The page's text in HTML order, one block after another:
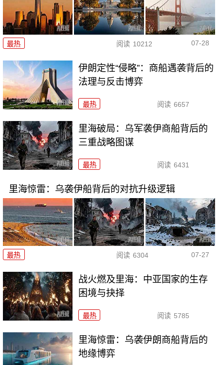
最热 阅读 10212 07-28
伊朗定性“侵略”：商船遇袭背后的
法理与反击博弈
最热 阅读 6657
里海破局：乌军袭伊商船背后的
三重战略图谋
最热 阅读 6431
里海惊雷：乌袭伊船背后的对抗升级逻辑
最热 阅读 6304 07-27
战火燃及里海：中亚国家的生存
困境与抉择
最热 阅读 5785
里海惊雷：乌袭伊朗商船背后的
地缘博弈